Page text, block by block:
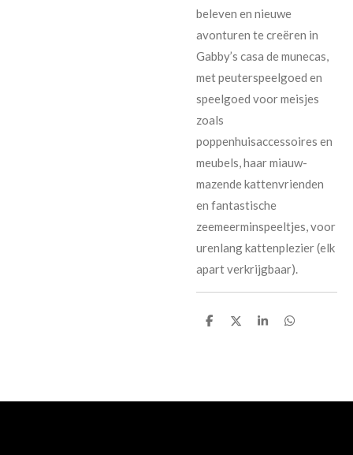
beleven en nieuwe
avonturen te creëren in
Gabby’s casa de munecas,
met peuterspeelgoed en
speelgoed voor meisjes
zoals
poppenhuisaccessoires en
meubels, haar miauw-
mazende kattenvrienden
en fantastische
zeemeerminspeeltjes, voor
urenlang kattenplezier (elk
apart verkrijgbaar).
D
D
S
D